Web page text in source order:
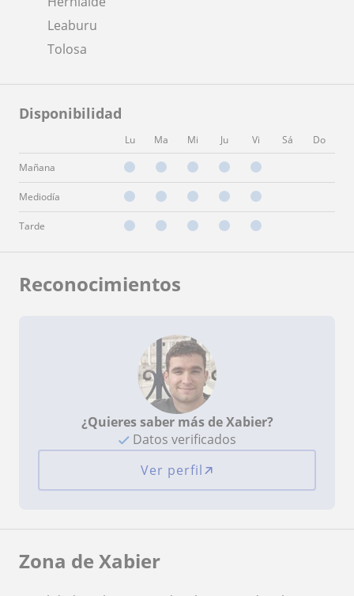
Leaburu
Tolosa
Disponibilidad
Lu Ma Mi Ju Vi Sá Do
Mañana
Mediodía
Tarde
Reconocimientos
¿Quieres saber más de Xabier?
Datos verificados
Ver perfil
Zona de Xabier